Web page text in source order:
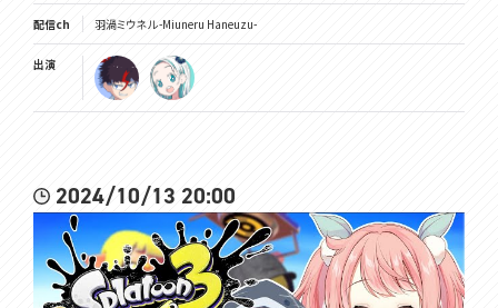
配信ch 羽渦ミウネル -Miuneru Haneuzu-
出演
2024/10/13 20:00